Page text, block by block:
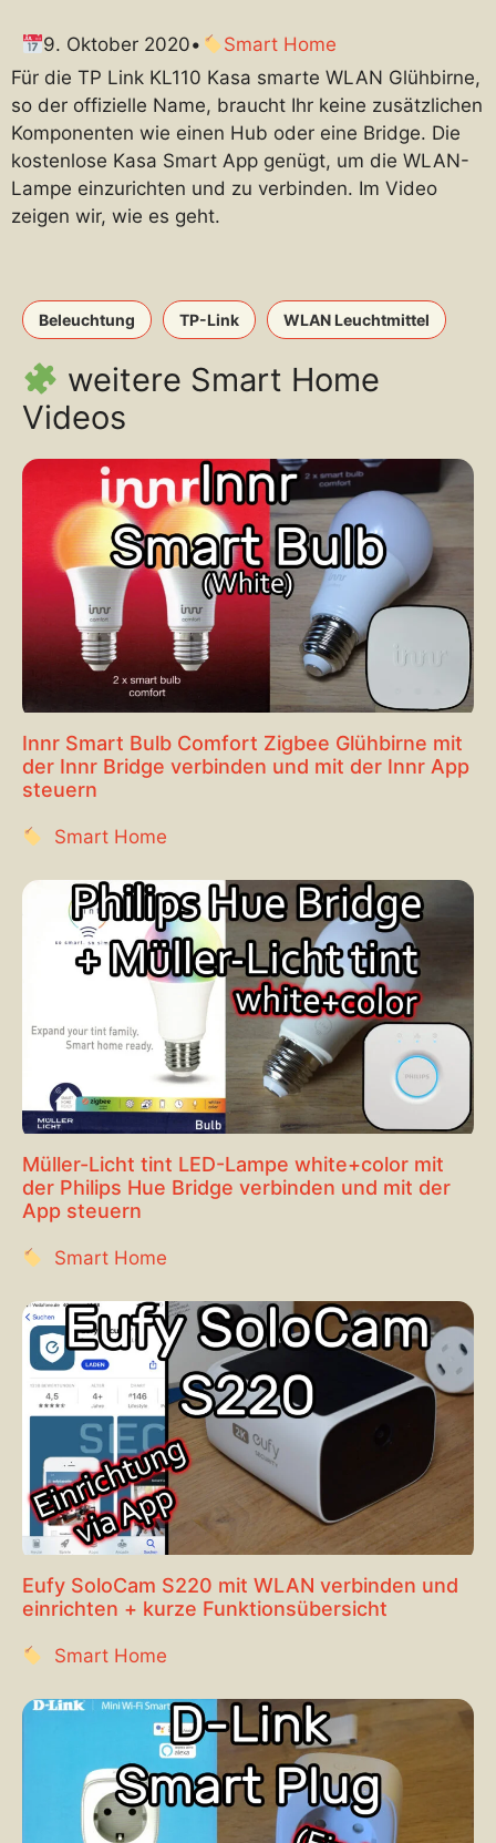
9. Oktober 2020•
Smart Home
Für die TP Link KL110 Kasa smarte WLAN Glühbirne,
so der offizielle Name, braucht Ihr keine zusätzlichen
Komponenten wie einen Hub oder eine Bridge. Die
kostenlose Kasa Smart App genügt, um die WLAN-
Lampe einzurichten und zu verbinden. Im Video
zeigen wir, wie es geht.
Beleuchtung TP-Link WLAN Leuchtmittel
weitere Smart Home
Videos
Innr Smart Bulb Comfort Zigbee Glühbirne mit
der Innr Bridge verbinden und mit der Innr App
steuern
Smart Home
Müller-Licht tint LED-Lampe white+color mit
der Philips Hue Bridge verbinden und mit der
App steuern
Smart Home
Eufy SoloCam S220 mit WLAN verbinden und
einrichten + kurze Funktionsübersicht
Smart Home